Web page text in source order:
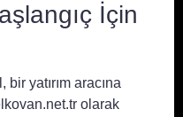
İçin
yatırım aracına
olarak